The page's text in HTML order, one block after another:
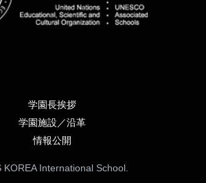
学園長挨拶
学園施設／沿革
情報公開
KOREA International School.